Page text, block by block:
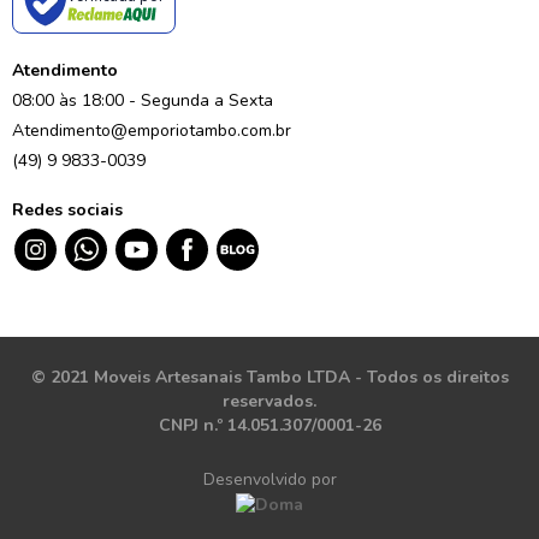
Atendimento
08:00 às 18:00 - Segunda a Sexta
Atendimento@emporiotambo.com.br
(49) 9 9833-0039
Redes sociais
© 2021 Moveis Artesanais Tambo LTDA - Todos os direitos
reservados.
CNPJ n.º 14.051.307/0001-26
Desenvolvido por